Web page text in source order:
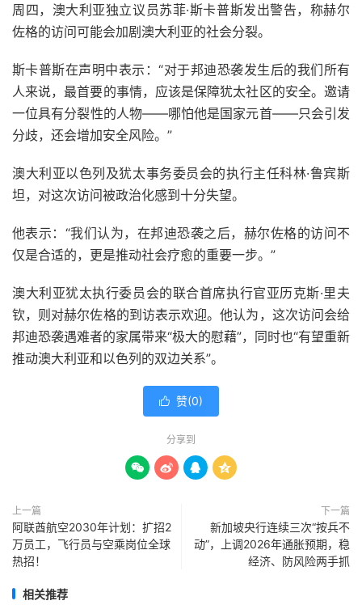
周四，澳大利亚独立议员苏菲·斯卡普斯发出警告，称赫尔
佐格的访问可能会加剧澳大利亚的社会分裂。
斯卡普斯在声明中表示：“对于邦迪恐袭发生后的我们所有
人来说，最首要的事情，应该是保障犹太社区的安全。邀请
一位具有分裂性的人物——哪怕他是国家元首——只会引发
分歧，还会增加安全风险。”
澳大利亚以色列及犹太事务委员会的执行主任科林·鲁宾斯
坦，对这次访问被政治化感到十分失望。
他表示：“我们认为，在邦迪恐袭之后，赫尔佐格的访问不
仅是合适的，更是推动社会疗愈的重要一步。”
澳大利亚犹太执行委员会的联合首席执行官亚历克斯·里夫
钦，则对赫尔佐格的到访表示欢迎。他认为，这次访问会给
邦迪恐袭遇难者的家属带来“极大的慰藉”，同时也“有望重新
推动澳大利亚和以色列的双边关系”。
 赞(0)
分享到
   
上一篇
阿联酋航空2030年计划：扩招2
万员工，飞行员与空乘岗位全球
热招！
下一篇
新加坡央行连续三次“按兵不
动”，上调2026年通胀预期，稳
经济、防风险两手抓
相关推荐